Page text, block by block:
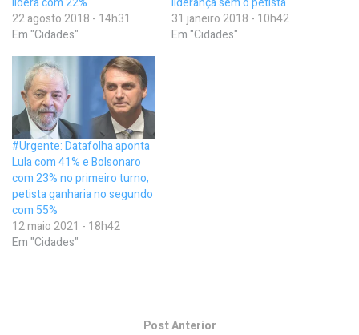
22 agosto 2018 - 14h31
Em "Cidades"
31 janeiro 2018 - 10h42
Em "Cidades"
#Urgente: Datafolha aponta
Lula com 41% e Bolsonaro
com 23% no primeiro turno;
petista ganharia no segundo
com 55%
12 maio 2021 - 18h42
Em "Cidades"
Post Anterior